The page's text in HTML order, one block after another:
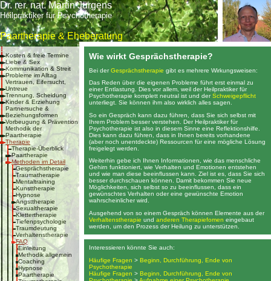
Dr. rer. nat. Martin Jürgens
Heilpraktiker für Psychotherapie
Paartherapie & Eheberatung
Kosten & freie Termine
Liebe & Sex
Kommunikation & Streit
Probleme im Alltag
Vertrauen, Eifersucht,
Untreue
Trennung, Scheidung
Kinder & Erziehung
Partnersuche &
Beziehungsformen
Vorbeugung & Prävention
Methodik der
Paartherapie
Therapie
Therapie-Überblick
Paartherapie
Methoden im Detail
Gesprächstherapie
Traumatherapie
Mentaltraining
Kunsttherapie
Hypnose
Angsttherapie
Sexualtherapie
Klettertherapie
Tiefenpsychologie
Traumdeutung
Verhaltenstherapie
FAQ
Einleitung
Methodik allgemein
Coaching
Hypnose
Paartherapie
Wie wirkt Gesprächstherapie?
Bei derGesprächstherapie gibt es mehrere Wirkungsweisen:
Das Reden über die eigenen Probleme führt erst einmal zu
einer Entlastung. Dies vor allem, weil der Heilpraktiker für
Psychotherapie komplett neutral ist und derSchweigepflicht
unterliegt. Sie können ihm also wirklich alles sagen.
So ein Gespräch kann dazu führen, dass Sie sich selbst mit
Ihrem Problem besser verstehen. Der Heilpraktiker für
Psychotherapie ist also in diesem Sinne eine Reflektionshilfe.
Dies kann dazu führen, dass in Ihnen bereits vorhandene
(aber noch unentdeckte) Ressourcen für eine mögliche Lösung
freigelegt werden.
Weiterhin gebe ich Ihnen Informationen, wie das menschliche
Gehirn funktioniert, wie Verhalten und Emotionen entstehen
und wie man diese beeinflussen kann. Ziel ist es, dass Sie sich
besser durchschauen können. Damit bekommen Sie neue
Möglichkeiten, sich selbst so zu beeinflussen, dass ein
gewünschtes Verhalten oder eine gewünschte Emotion
wahrscheinlicher wird.
Ausgehend von so einem Gespräch können Elemente aus der
Verhaltenstherapie und anderen Therapiefomen eingebaut
werden, um den Prozess der Heilung zu unterstützen.
Interessieren könnte Sie auch:
Häufige Fragen > Beginn, Durchführung, Ende von
Psychotherapie
Häufige Fragen > Beginn, Durchführung, Ende von